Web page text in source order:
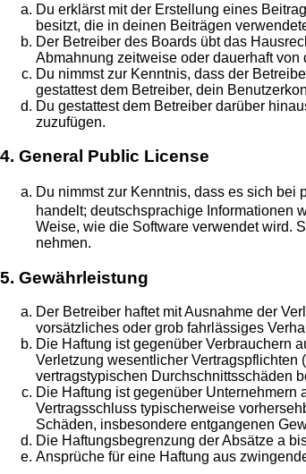
Du erklärst mit der Erstellung eines
besitzt, die in deinen Beiträgen
Der Betreiber des Boards übt das
Abmahnung zeitweise oder dauerhaft
Du nimmst zur Kenntnis, dass der
gestattest dem Betreiber, dein
Du gestattest dem Betreiber darüber
zuzufügen.
4. General Public License
Du nimmst zur Kenntnis, dass es sich bei
handelt; deutschsprachige Informationen
Weise, wie die Software verwendet wird.
nehmen.
5. Gewährleistung
Der Betreiber haftet mit Ausnahme der
vorsätzliches oder grob fahrlässiges
Die Haftung ist gegenüber Verbrauchern
Verletzung wesentlicher
vertragstypischen Durchschnittsschäden
Die Haftung ist gegenüber
Vertragsschluss typischerweise
Schäden, insbesondere entgangenen
Die Haftungsbegrenzung der Absätze a
Ansprüche für eine Haftung aus